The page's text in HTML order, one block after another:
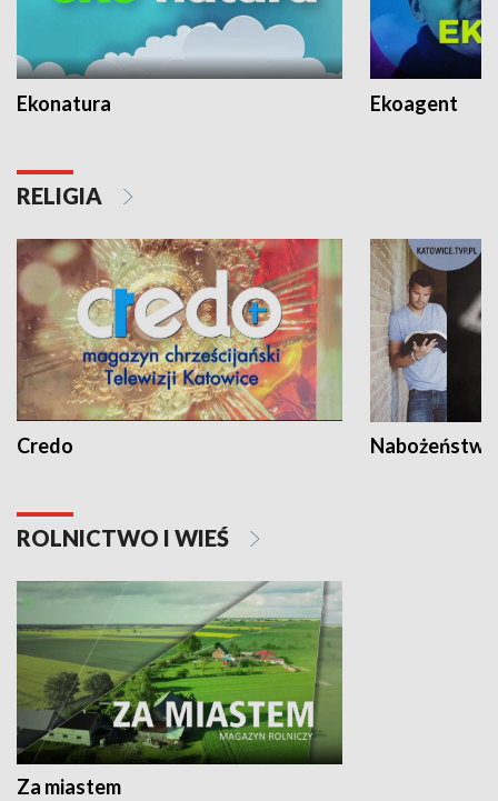
Ekonatura Ekoagent
RELIGIA
Credo
ROLNICTWO I WIEŚ
Za miastem